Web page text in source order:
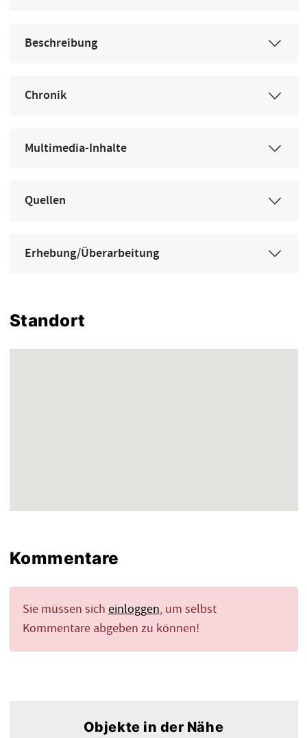
Beschreibung
Chronik
Multimedia-Inhalte
Quellen
Erhebung/Überarbeitung
Standort
Kommentare
Sie müssen sich einloggen, um selbst
Kommentare abgeben zu können!
Objekte in der Nähe